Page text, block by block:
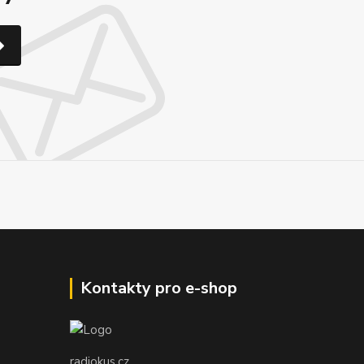
Kontakty pro e-shop